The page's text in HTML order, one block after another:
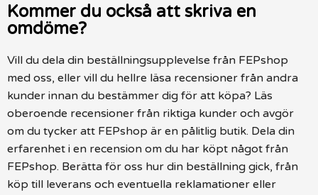
Kommer du också att skriva en
omdöme?
Vill du dela din beställningsupplevelse från FEPshop
med oss, eller vill du hellre läsa recensioner från andra
kunder innan du bestämmer dig för att köpa? Läs
oberoende recensioner från riktiga kunder och avgör
om du tycker att FEPshop är en pålitlig butik. Dela din
erfarenhet i en recension om du har köpt något från
FEPshop. Berätta för oss hur din beställning gick, från
köp till leverans och eventuella reklamationer eller